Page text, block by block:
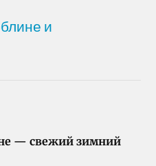
и
— свежий зимний